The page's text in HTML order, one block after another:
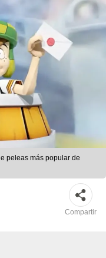
peleas más popular de
Compartir